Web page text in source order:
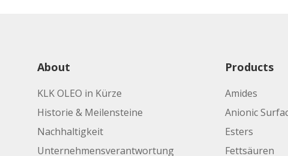
About
KLK OLEO in Kürze
Historie & Meilensteine
Nachhaltigkeit
Unternehmensverantwortung
Products
Amides
Anionic
Esters
Fettsäuren